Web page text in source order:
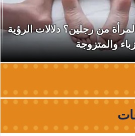
من رجلين؟ دلالات الرؤية
والمتزوجة